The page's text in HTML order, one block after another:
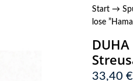
Start→
lose
33,40 €